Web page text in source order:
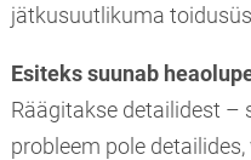
jätkusuutlikuma
Esiteks suunab
Räägitakse detailidest –
probleem pole